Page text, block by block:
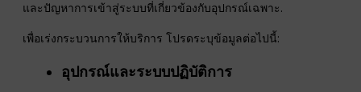
และปัญหาการเข้าสู่ระบบที่เกี่ยวข้องกับอุปกรณ์เฉพาะ.
เพื่อเร่งกระบวนการให้บริการ โปรดระบุข้อมูลต่อไปนี้:
อุปกรณ์และระบบปฏิบัติการ